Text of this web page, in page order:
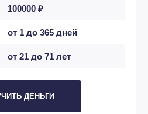
100000 ₽
от 1 до 365 дней
от 21 до 71 лет
ДЕНЬГИ